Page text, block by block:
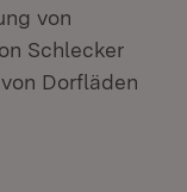
von
Schlecker
Dorfläden